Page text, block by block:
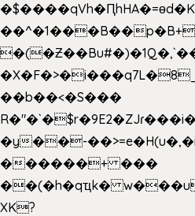
��b��<�S���
�y��-
������+ ���
��(�h�qҵk�
XK?